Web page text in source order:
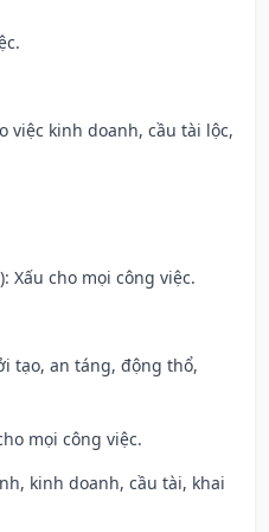
việc kinh doanh, cầu tài lộc,
Xấu cho mọi công việc.
tạo, an táng, động thổ,
mọi công việc.
kinh doanh, cầu tài, khai